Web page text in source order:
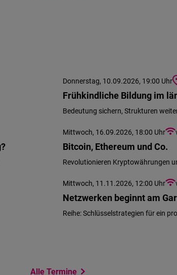
Donnerstag, 10.09.2026, 19:00 Uhr
Frühkindliche Bildung im
Bedeutung sichern, Strukturen
Mittwoch, 16.09.2026, 18:00 Uhr
Bitcoin, Ethereum und Co.
Revolutionieren Kryptowährungen
Mittwoch, 11.11.2026, 12:00 Uhr
Netzwerken beginnt am
Reihe: Schlüsselstrategien für ein
Alle Termine